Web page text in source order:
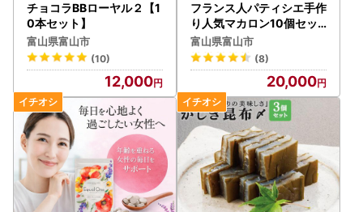
チョコラBBローヤル２【1
0本セット】
富山県富山市
(10)
12,000
フランス人パティシエ手作
り人気マカロン10個セッ
ト
富山県富山市
(8)
20,000